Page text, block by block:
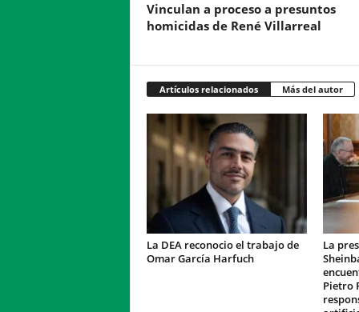
Vinculan a proceso a presuntos
homicidas de René Villarreal
Artículos relacionados Más del autor
La DEA reconocio el trabajo de
Omar García Harfuch
La
Pietro